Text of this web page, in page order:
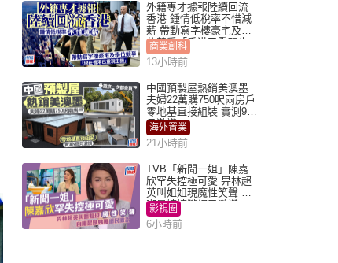
外籍專才據報陸續回流
香港 鍾情低稅率不惜減
薪 帶動寫字樓豪宅及學
位競爭「香港已重現生
機」
商業創科
13小時前
中國預製屋熱銷美澳墨
夫婦22萬購750呎兩房戶
零地基直接組裝 實測9個
月激讚
海外置業
21小時前
TVB「新聞一姐」陳嘉
欣罕失控極可愛 畀林超
英叫姐姐現魔性笑聲 自
嘲是姨姨獲網民激讚
影視圈
6小時前